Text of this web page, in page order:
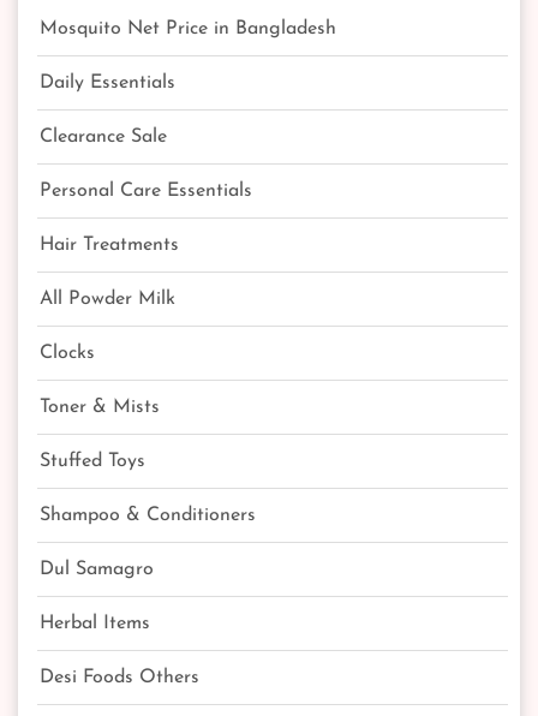
Mosquito Net Price in Bangladesh
Daily Essentials
Clearance Sale
Personal Care Essentials
Hair Treatments
All Powder Milk
Clocks
Toner & Mists
Stuffed Toys
Shampoo & Conditioners
Dul Samagro
Herbal Items
Desi Foods Others